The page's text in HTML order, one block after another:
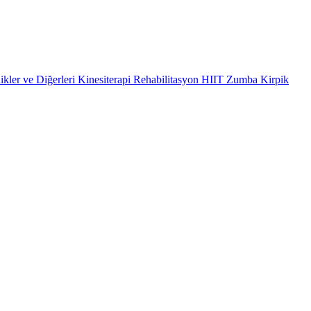
ve Diğerleri Kinesiterapi Rehabilitasyon HIIT Zumba Kirpik